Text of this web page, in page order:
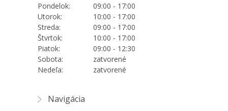
Pondelok:
09:00 - 17:00
Utorok:
10:00 - 17:00
Streda:
09:00 - 17:00
Štvrtok:
10:00 - 17:00
Piatok:
09:00 - 12:30
Sobota:
zatvorené
Nedeľa:
zatvorené
Navigácia